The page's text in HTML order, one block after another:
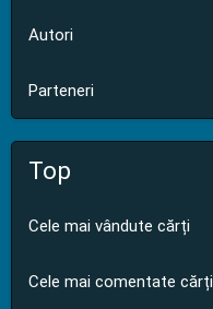
Autori
Parteneri
Top
Cele mai vândute cărți
Cele mai comentate cărți